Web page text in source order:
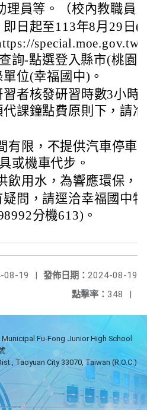
理員等。（校內教職員
即日起至113年8月29日(
詢-點選登入縣市(桃園
位(幸福國中)。
習者核發研習時數3小時
代課鐘點費原則下，請
有限，不提供汽車停車
或機車代步。
飲用水，為響應環保，
問，請逕洽幸福國中
分機613)。
發佈日期： 2024-08-19
08-19
|
點擊率： 348 |
Fu-Fong Junior High School
Taoyuan City 33070, Taiwan (R.O.C.)